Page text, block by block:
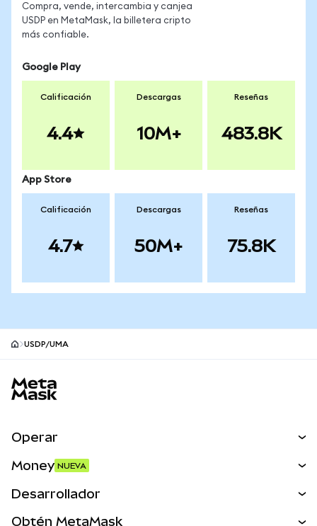
Compra, vende, intercambia y canjea
USDP en MetaMask, la billetera cripto
más confiable.
Google Play
Calificación
4.4
Descargas
10M+
Reseñas
483.8K
App Store
Calificación
4.7
Descargas
50M+
Reseñas
75.8K
USDP/UMA
Operar
Money NUEVA
Desarrollador
Obtén MetaMask